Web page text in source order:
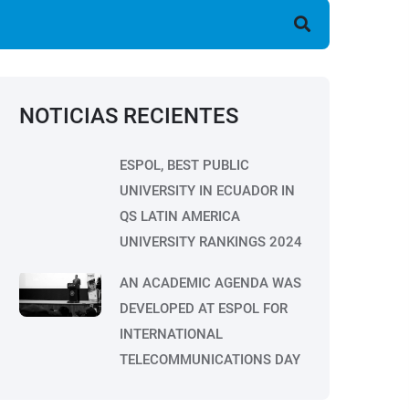
NOTICIAS RECIENTES
ESPOL, BEST PUBLIC
UNIVERSITY IN ECUADOR IN
QS LATIN AMERICA
UNIVERSITY RANKINGS 2024
AN ACADEMIC AGENDA WAS
DEVELOPED AT ESPOL FOR
INTERNATIONAL
TELECOMMUNICATIONS DAY